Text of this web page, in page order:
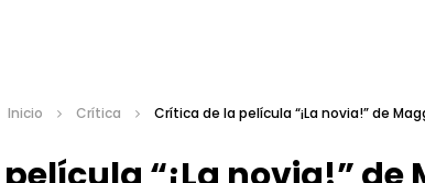
Inicio Crítica Crítica de la película “¡La novia!” de